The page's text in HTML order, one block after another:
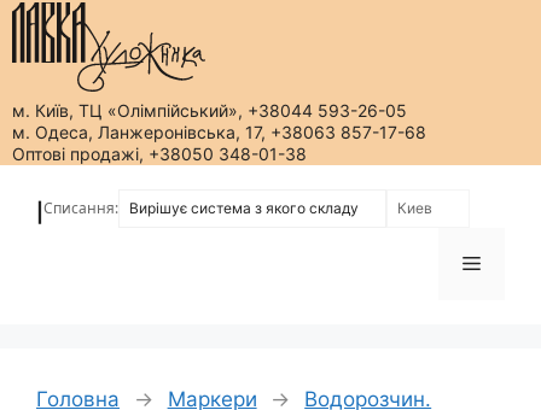
м. Київ, ТЦ «Олімпійський», +38044 593-26-05
м. Одеса, Ланжеронівська, 17, +38063 857-17-68
Оптові продажі, +38050 348-01-38
Списання:
Меню
Головна → Маркери →
Водорозчин.